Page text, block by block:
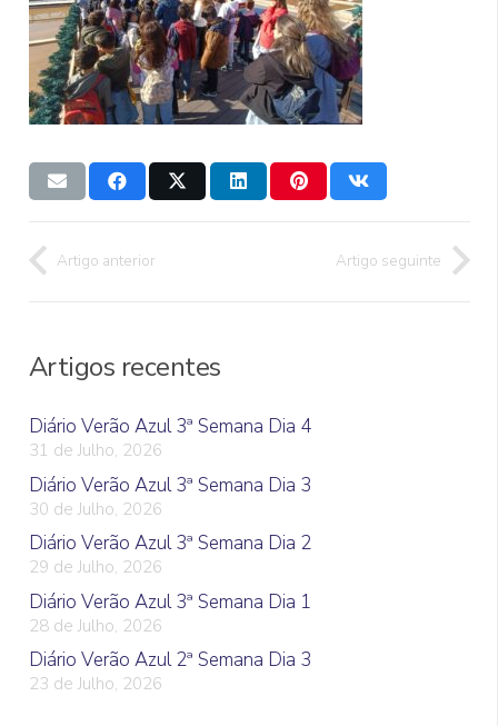
Artigo anterior Artigo seguinte
Artigos recentes
Diário Verão Azul 3ª Semana Dia 4
31 de Julho, 2026
Diário Verão Azul 3ª Semana Dia 3
30 de Julho, 2026
Diário Verão Azul 3ª Semana Dia 2
29 de Julho, 2026
Diário Verão Azul 3ª Semana Dia 1
28 de Julho, 2026
Diário Verão Azul 2ª Semana Dia 3
23 de Julho, 2026